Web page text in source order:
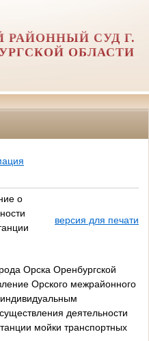
РАЙОННЫЙ СУД Г.
ОБЛАСТИ
о
версия для печати
Орска Оренбургской
Орского межрайонного
деятельности
мойки транспортных